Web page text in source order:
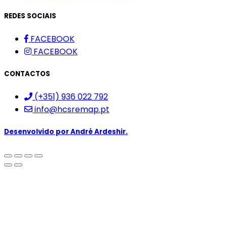
REDES SOCIAIS
FACEBOOK
FACEBOOK
CONTACTOS
(+351) 936 022 792
info@hcsremap.pt
Desenvolvido porAndré Ardeshir.